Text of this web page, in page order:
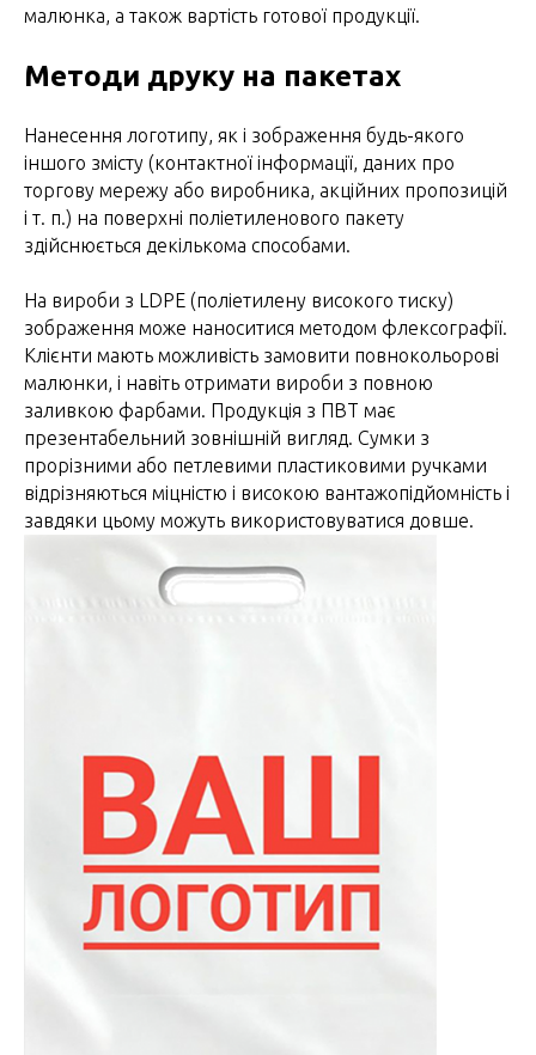
малюнка, а також вартість готової продукції.
Методи друку на пакетах
Нанесення логотипу, як і зображення будь-якого
іншого змісту (контактної інформації, даних про
торгову мережу або виробника, акційних пропозицій
і т. п.) на поверхні поліетиленового пакету
здійснюється декількома способами.
На вироби з LDPE (поліетилену високого тиску)
зображення може наноситися методом флексографії.
Клієнти мають можливість замовити повнокольорові
малюнки, і навіть отримати вироби з повною
заливкою фарбами. Продукція з ПВТ має
презентабельний зовнішній вигляд. Сумки з
прорізними або петлевими пластиковими ручками
відрізняються міцністю і високою вантажопідйомність і
завдяки цьому можуть використовуватися довше.